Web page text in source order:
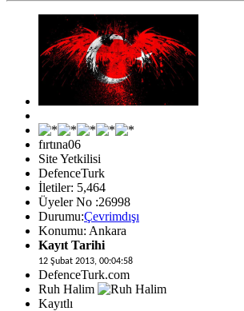
fırtına06
Site Yetkilisi
DefenceTurk
İletiler: 5,464
Üyeler No :26998
Durumu:Çevrimdışı
Konumu: Ankara
Kayıt Tarihi
12 Şubat 2013, 00:04:58
DefenceTurk.com
Ruh Halim
Kayıtlı